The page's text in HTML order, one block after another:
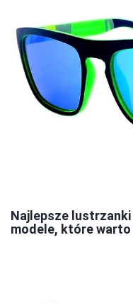
Najlepsze
modele, które